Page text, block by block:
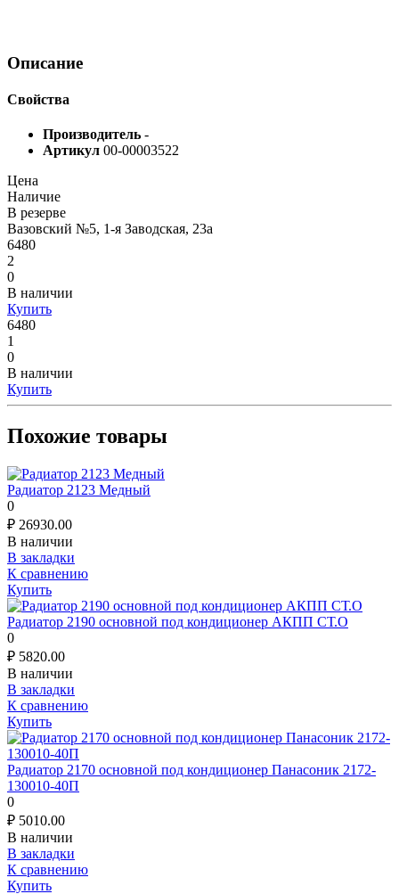
Описание
Свойства
Производитель -
Артикул 00-00003522
Цена
Наличие
В резерве
Вазовский №5, 1-я Заводская, 23а
6480
2
0
В наличии
Купить
6480
1
0
В наличии
Купить
Похожие товары
Радиатор 2123 Медный
0
₽ 26930.00
В наличии
В закладки
К сравнению
Купить
Радиатор 2190 основной под кондиционер АКПП СТ.О
0
₽ 5820.00
В наличии
В закладки
К сравнению
Купить
Радиатор 2170 основной под кондиционер Панасоник 2172-
130010-40П
0
₽ 5010.00
В наличии
В закладки
К сравнению
Купить